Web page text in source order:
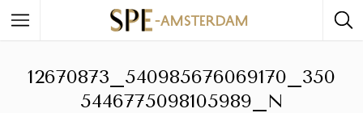
12670873_540985676069170_350
5446775098105989_N